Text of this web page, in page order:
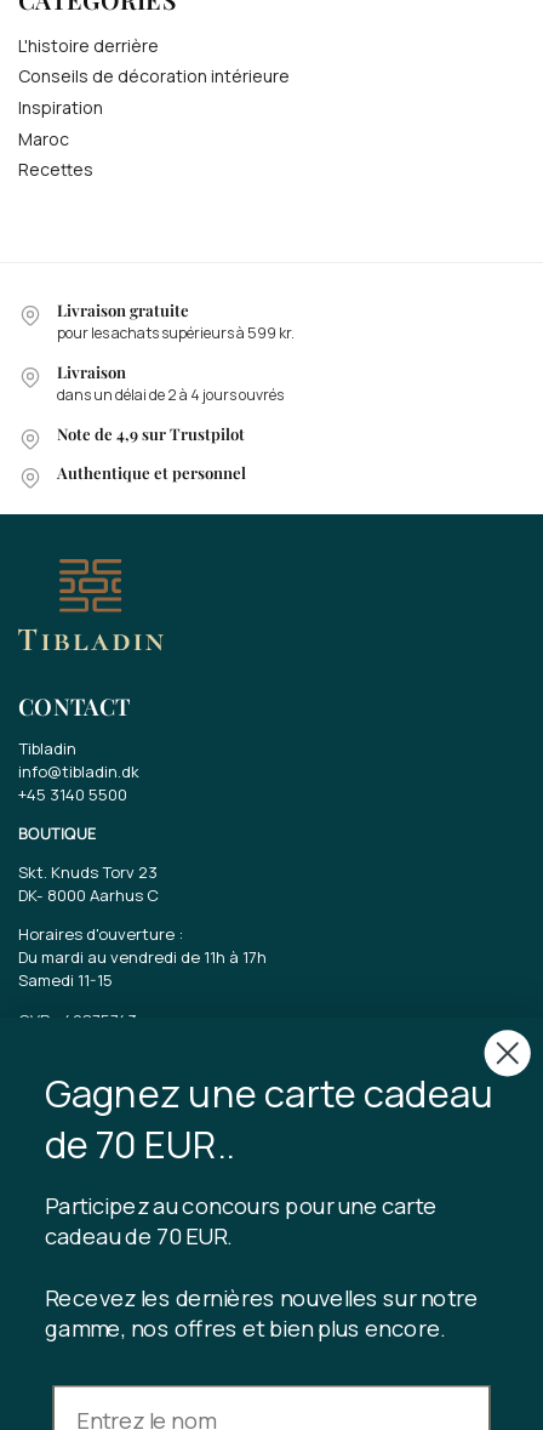
L'histoire derrière
Conseils de décoration intérieure
Inspiration
Maroc
Recettes
Livraison gratuite
pour les achats supérieurs à 599 kr.
Livraison
dans un délai de 2 à 4 jours ouvrés
Note de 4,9 sur Trustpilot
Authentique et personnel
CONTACT
Tibladin
info@tibladin.dk
+45 3140 5500
BOUTIQUE
Skt. Knuds Torv 23
DK- 8000 Aarhus C
Horaires d'ouverture :
Du mardi au vendredi de 11h à 17h
Samedi 11-15
CVR : 40875743
TIBLADIN
À propos de Tibladin
Blog
Abonnez-vous au club client
Nous contacter
INFORMATION
Politique de confidentialité
Gagnez une carte cadeau
de 70 EUR..
Participez au concours pour une carte
cadeau de 70 EUR.
Recevez les dernières nouvelles sur notre
gamme, nos offres et bien plus encore.